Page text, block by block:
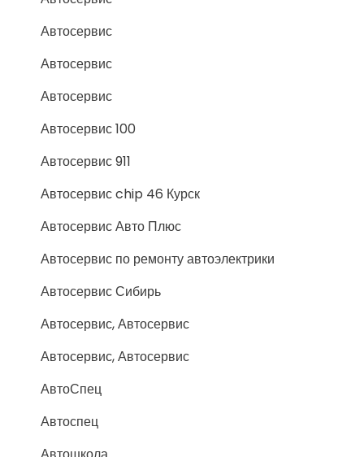
Автосервис
Автосервис
Автосервис
Автосервис 100
Автосервис 911
Автосервис chip 46 Курск
Автосервис Авто Плюс
Автосервис по ремонту автоэлектрики
Автосервис Сибирь
Автосервис, Автосервис
Автосервис, Автосервис
АвтоСпец
Автоспец